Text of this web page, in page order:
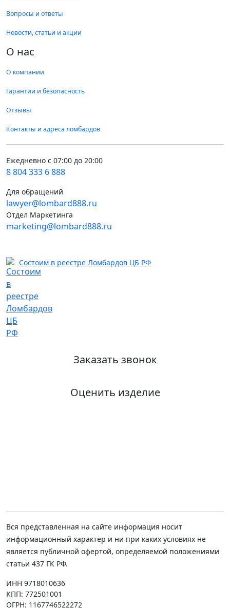
Вопросы и ответы
Новости, статьи и акции
О нас
О компании
Гарантии и безопасность
Отзывы
Контакты и адреса ломбардов
Ежедневно с 07:00 до 20:00
8 804 333 6 888
Для обращений
lawyer@lombard888.ru
Отдел Маркетинга
marketing@lombard888.ru
Состоим в реестре Ломбардов ЦБ РФ
Заказать звонок
Оценить изделие
Вся представленная на сайте информация носит
информационный характер и ни при каких условиях не
является публичной офертой, определяемой положениями
статьи 437 ГК РФ.
ИНН 9718010636
КПП: 772501001
ОГРН: 1167746522272